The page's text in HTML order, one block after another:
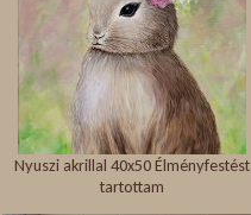
Nyuszi akrillal 40x50 Élményfestést
tartottam